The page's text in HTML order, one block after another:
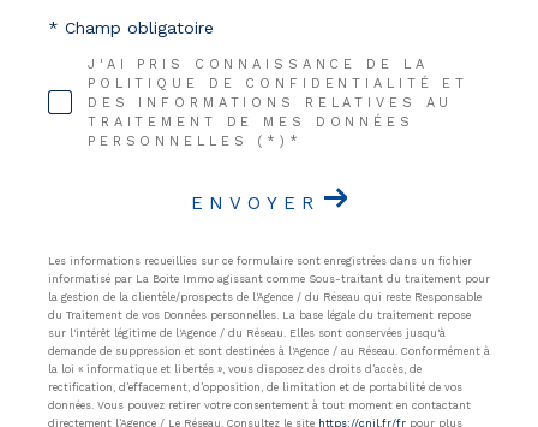
J'AI PRIS CONNAISSANCE DE LA
POLITIQUE DE CONFIDENTIALITÉ ET
DES INFORMATIONS RELATIVES AU
TRAITEMENT DE MES DONNÉES
PERSONNELLES (*)*
* Champ obligatoire
ENVOYER
Les informations recueillies sur ce formulaire sont enregistrées dans un fichier
informatisé par La Boite Immo agissant comme Sous-traitant du traitement pour
la gestion de la clientèle/prospects de l'Agence / du Réseau qui reste Responsable
du Traitement de vos Données personnelles. La base légale du traitement repose
sur l'intérêt légitime de l'Agence / du Réseau. Elles sont conservées jusqu'à
demande de suppression et sont destinées à l'Agence / au Réseau. Conformément à
la loi « informatique et libertés », vous disposez des droits d’accès, de
rectification, d’effacement, d’opposition, de limitation et de portabilité de vos
données. Vous pouvez retirer votre consentement à tout moment en contactant
directement l’Agence / Le Réseau. Consultez le site https://cnil.fr/fr pour plus